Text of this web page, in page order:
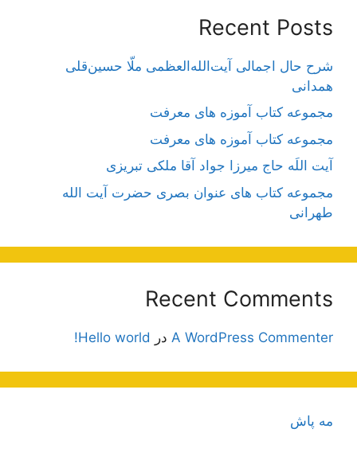
Recent Posts
شرح حال اجمالی آیت‌الله‌العظمی ملّا حسین‌قلی
همدانی
مجموعه کتاب آموزه های معرفت
مجموعه کتاب آموزه های معرفت
آیت اللَه حاج میرزا جواد آقا ملکی تبریزی
مجموعه کتاب های عنوان بصری حضرت آیت الله
طهرانی
Recent Comments
A WordPress Commenter در Hello world!
مه پاش